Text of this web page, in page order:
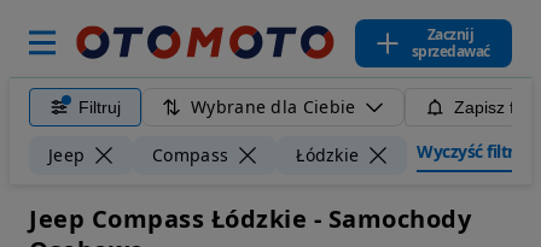
Zacznij
sprzedawać
Filtruj Wybrane dla Ciebie Zapisz
Jeep Compass Łódzkie Wyczyść filtry
Jeep Compass Łódzkie - Samochody